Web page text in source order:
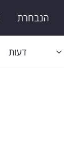
הנבחרת
דעות